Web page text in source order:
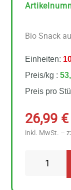
Bio Snack
Einheiten:
Preis/kg :
Preis pro
26,99 €
inkl. MwSt. –